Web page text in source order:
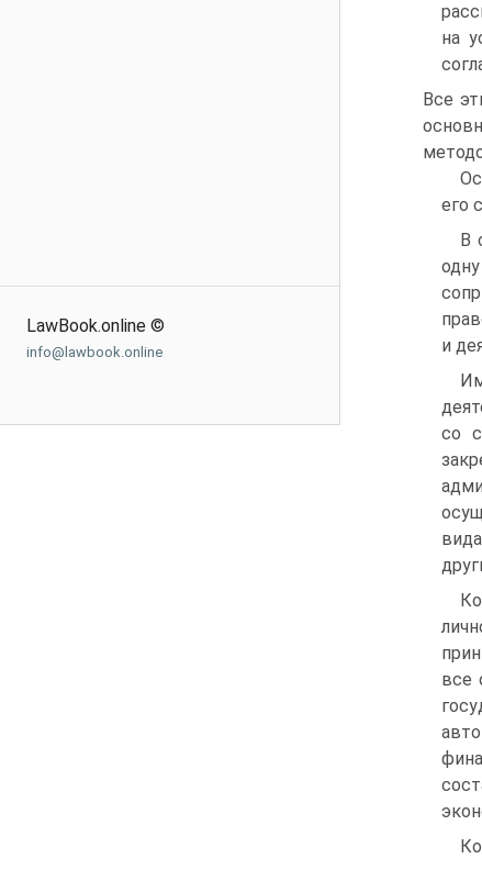
LawBook.online ©
info@lawbook.online
на
Все
его
В
и
со
все